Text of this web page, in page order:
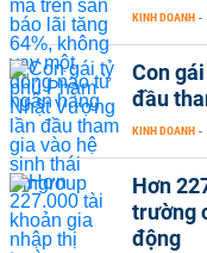
KINH DOANH -
Con
đầu
KINH DOANH -
Hơn
trường
động